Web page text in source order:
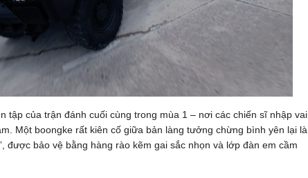
tập của trận đánh cuối cùng trong mùa 1 – nơi các chiến sĩ nhập vai
Một boongke rất kiên cố giữa bản làng tưởng chừng bình yên lại là
được bảo vệ bằng hàng rào kẽm gai sắc nhọn và lớp đàn em cầm